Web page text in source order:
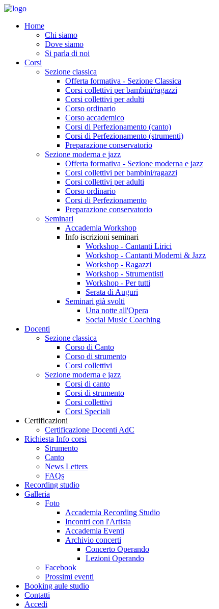
Home
Chi siamo
Dove siamo
Si parla di noi
Corsi
Sezione classica
Offerta formativa - Sezione Classica
Corsi collettivi per bambini/ragazzi
Corsi collettivi per adulti
Corso ordinario
Corso accademico
Corsi di Perfezionamento (canto)
Corsi di Perfezionamento (strumenti)
Preparazione conservatorio
Sezione moderna e jazz
Offerta formativa - Sezione moderna e jazz
Corsi collettivi per bambini/ragazzi
Corsi collettivi per adulti
Corso ordinario
Corsi di Perfezionamento
Preparazione conservatorio
Seminari
Accademia Workshop
Info iscrizioni seminari
Workshop - Cantanti Lirici
Workshop - Cantanti Moderni & Jazz
Workshop - Ragazzi
Workshop - Strumentisti
Workshop - Per tutti
Serata di Auguri
Seminari già svolti
Una notte all'Opera
Social Music Coaching
Docenti
Sezione classica
Corso di Canto
Corso di strumento
Corsi collettivi
Sezione moderna e jazz
Corsi di canto
Corsi di strumento
Corsi collettivi
Corsi Speciali
Certificazioni
Certificazione Docenti AdC
Richiesta Info corsi
Strumento
Canto
News Letters
FAQs
Recording studio
Galleria
Foto
Accademia Recording Studio
Incontri con l'Artista
Accademia Eventi
Archivio concerti
Concerto Operando
Lezioni Operando
Facebook
Prossimi eventi
Booking aule studio
Contatti
Accedi